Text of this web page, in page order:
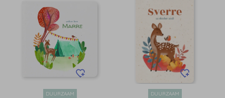
DUURZAAM DUURZAAM